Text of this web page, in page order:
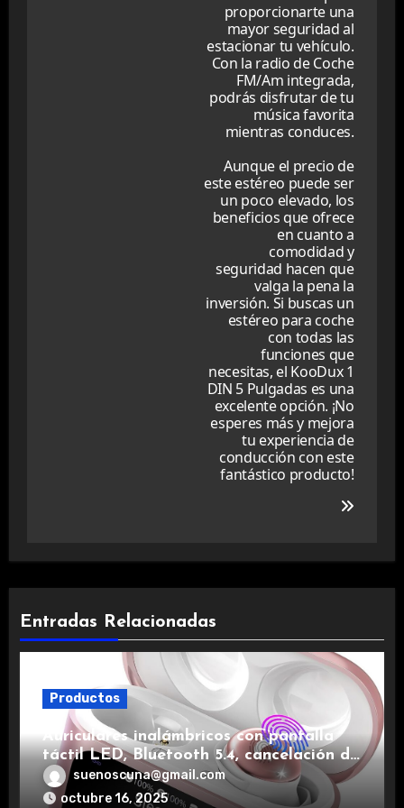
proporcionarte una
mayor seguridad al
estacionar tu vehículo.
Con la radio de Coche
FM/Am integrada,
podrás disfrutar de tu
música favorita
mientras conduces.
Aunque el precio de
este estéreo puede ser
un poco elevado, los
beneficios que ofrece
en cuanto a
comodidad y
seguridad hacen que
valga la pena la
inversión. Si buscas un
estéreo para coche
con todas las
funciones que
necesitas, el KooDux 1
DIN 5 Pulgadas es una
excelente opción. ¡No
esperes más y mejora
tu experiencia de
conducción con este
fantástico producto!
Entradas Relacionadas
Productos
Auriculares inalámbricos con pantalla
táctil LED, Bluetooth 5.4, cancelación de
ruido, impermeables y de larga duración.
suenoscuna@gmail.com
octubre 16, 2025